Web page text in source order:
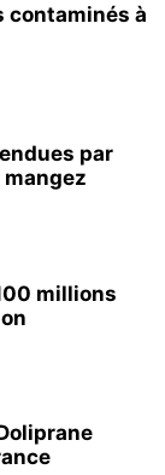
contaminés à
par
mangez
millions